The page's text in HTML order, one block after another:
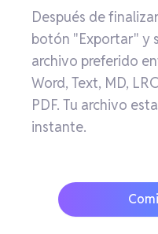
Después de
botón "Exportar" y
archivo preferido
Word, Text, MD,
PDF. Tu archivo
instante.